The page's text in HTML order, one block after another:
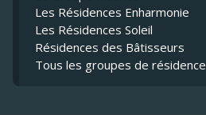
Les Résidences Enharmonie
Les Résidences Soleil
Résidences des Bâtisseurs
Tous les groupes de résidence